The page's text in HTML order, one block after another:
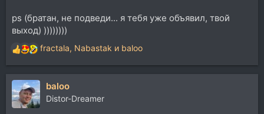
ps (братан, не подведи... я тебя уже объявил, твой
выход) ))))))))
Р
е
а
к
ц
и
fractala, Nabastak и baloo
baloo
Distor-Dreamer